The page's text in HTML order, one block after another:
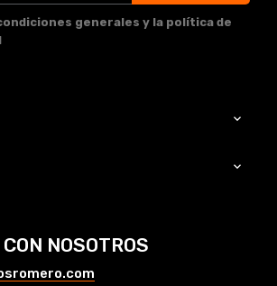
generales y la política de


NOSOTROS